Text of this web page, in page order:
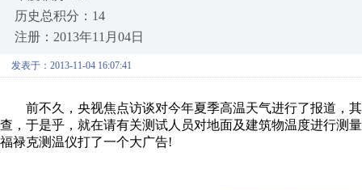
历史总积分：14
注册：2013年11月04日
发表于：2013-11-04 16:07:41
前不久，央视焦点访谈对今年夏季高温天气进行了报道，
查，于是乎，就在请有关测试人员对地面及建筑物温度进行测
福禄克测温仪打了一个大广告!